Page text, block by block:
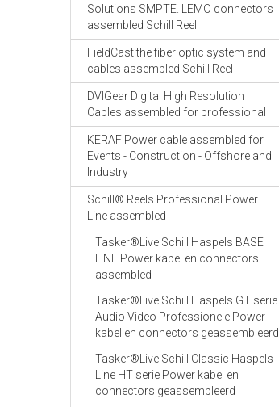
Solutions SMPTE. LEMO connectors
assembled Schill Reel
FieldCast the fiber optic system and
cables assembled Schill Reel
DVIGear Digital High Resolution
Cables assembled for professional
KERAF Power cable assembled for
Events - Construction - Offshore and
Industry
Schill® Reels Professional Power
Line assembled
Tasker®Live Schill Haspels BASE
LINE Power kabel en connectors
assembled
Tasker®Live Schill Haspels GT serie
Audio Video Professionele Power
kabel en connectors geassembleerd
Tasker®Live Schill Classic Haspels
Line HT serie Power kabel en
connectors geassembleerd